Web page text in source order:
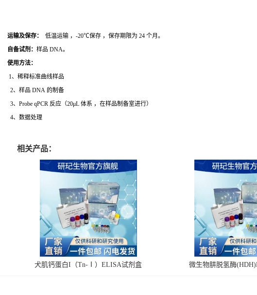
运输及保存：
低温运输 ，-20℃保存 ，保存期限为 24 个月。
自备试剂： 样品 DNA。
使用方法：
1、稀释标准曲线样品
2、样品 DNA 的制备
3、Probe qPCR 反应（20μL 体系 ，在样品制备室进行）
4、数据处理
相关产品：
犬肌钙蛋白I（Tn-Ⅰ）ELISA试剂盒 微生物肼脱氢酶